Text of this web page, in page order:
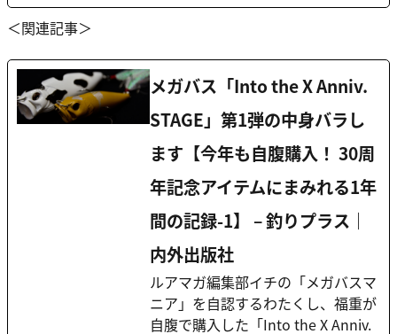
＜関連記事＞
メガバス「Into the X Anniv.
STAGE」第1弾の中身バラし
ます【今年も自腹購入！ 30周
年記念アイテムにまみれる1年
間の記録-1】 – 釣りプラス｜
内外出版社
ルアマガ編集部イチの「メガバスマ
ニア」を自認するわたくし、福重が
自腹で購入した「Into the X Anniv.